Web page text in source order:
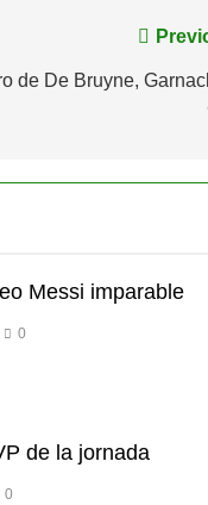
de De Bruyne,
Messi imparable
0
de la jornada
0